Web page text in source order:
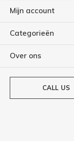
Mijn account
Categorieën
Over ons
CALL US